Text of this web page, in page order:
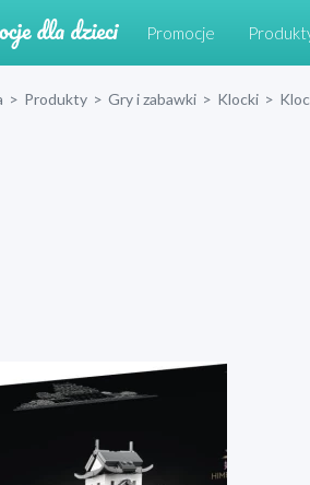
Promocje
> Produkty > Gry i zabawki > Klocki >